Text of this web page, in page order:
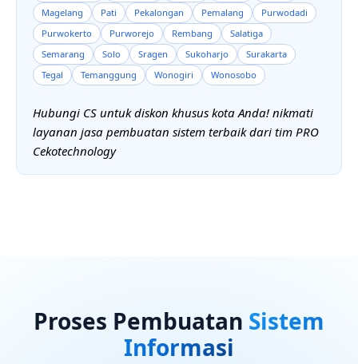
Magelang
Pati Pekalongan Pemalang
Purwodadi
Purwokerto
Purworejo Rembang
Salatiga
Semarang
Solo Sragen Sukoharjo
Surakarta
Tegal
Temanggung Wonogiri Wonosobo
Hubungi CS untuk diskon khusus kota Anda! nikmati
layanan jasa pembuatan sistem terbaik dari tim PRO
Cekotechnology
Proses Pembuatan Sistem
Informasi